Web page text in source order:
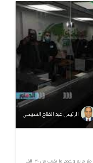
الرئيس عبد الفتاح السيسي
تطوير مكتب بريد مقبل ببني سويف على مساحة ٦٩ متر مربع ويخدم ما يقرب من ٣٠ الف